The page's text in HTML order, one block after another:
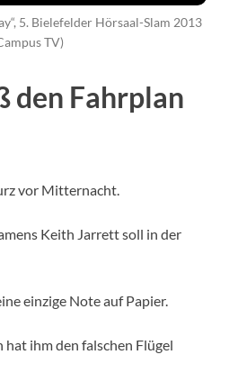
5. Bielefelder Hörsaal-Slam 2013
TV)
den Fahrplan
vor Mitternacht.
Keith Jarrett soll in der
einzige Note auf Papier.
ihm den falschen Flügel